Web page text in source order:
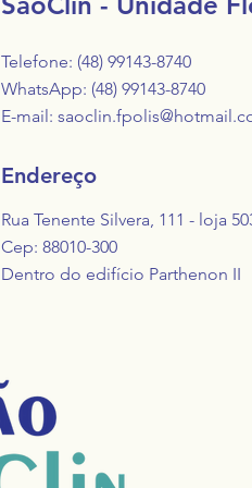
Telefone: (48) 99143-8740
WhatsApp: (48) 99143-8740
E-mail:
Endereço
Rua Tenente Silvera, 111 - loja
Cep: 88010-300
Dentro do edifício Parthenon II